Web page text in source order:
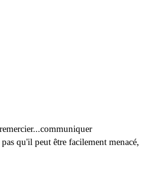
qu'il peut être facilement menacé,